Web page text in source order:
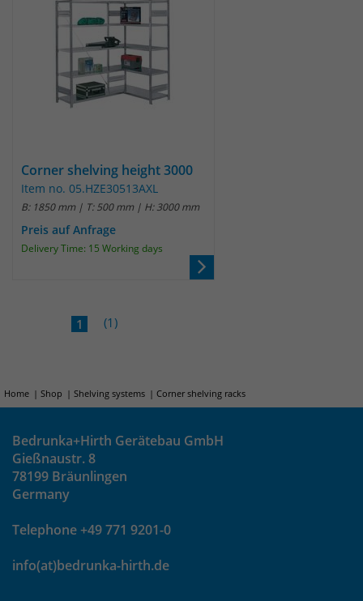
Corner shelving height 3000
Item no. 05.HZE30513AXL
B: 1850 mm | T: 500 mm | H: 3000 mm
Preis auf Anfrage
Delivery Time: 15 Working days
1 (1)
Home Shop Shelving systems Corner shelving racks
Bedrunka+Hirth Gerätebau GmbH
Gießnaustr. 8
78199 Bräunlingen
Germany
Telephone +49 771 9201-0
info(at)bedrunka-hirth.de